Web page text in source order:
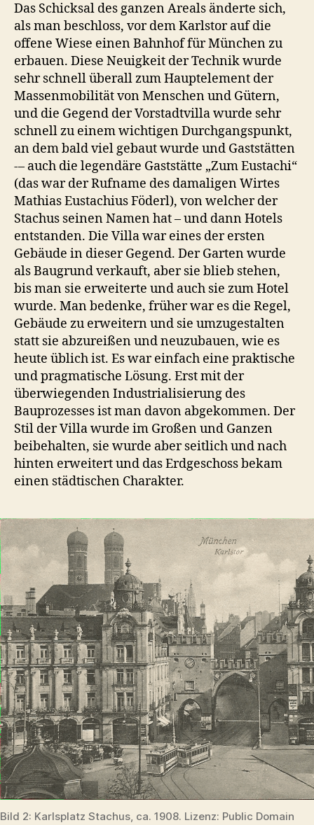
Das Schicksal des ganzen Areals änderte sich,
als man beschloss, vor dem Karlstor auf die
offene Wiese einen Bahnhof für München zu
erbauen. Diese Neuigkeit der Technik wurde
sehr schnell überall zum Hauptelement der
Massenmobilität von Menschen und Gütern,
und die Gegend der Vorstadtvilla wurde sehr
schnell zu einem wichtigen Durchgangspunkt,
an dem bald viel gebaut wurde und Gaststätten
-– auch die legendäre Gaststätte „Zum Eustachi“
(das war der Rufname des damaligen Wirtes
Mathias Eustachius Föderl), von welcher der
Stachus seinen Namen hat – und dann Hotels
entstanden. Die Villa war eines der ersten
Gebäude in dieser Gegend. Der Garten wurde
als Baugrund verkauft, aber sie blieb stehen,
bis man sie erweiterte und auch sie zum Hotel
wurde. Man bedenke, früher war es die Regel,
Gebäude zu erweitern und sie umzugestalten
statt sie abzureißen und neuzubauen, wie es
heute üblich ist. Es war einfach eine praktische
und pragmatische Lösung. Erst mit der
überwiegenden Industrialisierung des
Bauprozesses ist man davon abgekommen. Der
Stil der Villa wurde im Großen und Ganzen
beibehalten, sie wurde aber seitlich und nach
hinten erweitert und das Erdgeschoss bekam
einen städtischen Charakter.
Bild 2: Karlsplatz Stachus, ca. 1908. Lizenz: Public Domain